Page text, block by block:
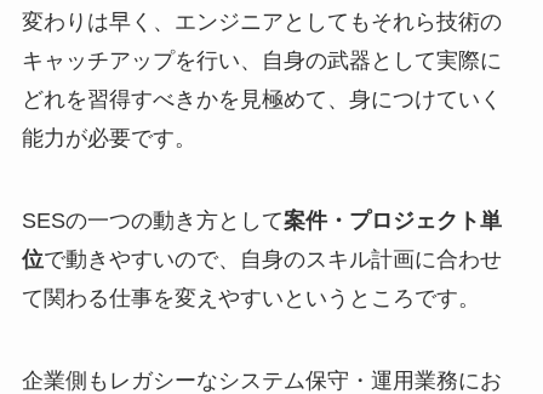
変わりは早く、エンジニアとしてもそれら技術の
キャッチアップを行い、自身の武器として実際に
どれを習得すべきかを見極めて、身につけていく
能力が必要です。
SESの一つの動き方として案件・プロジェクト単
位で動きやすいので、自身のスキル計画に合わせ
て関わる仕事を変えやすいというところです。
企業側もレガシーなシステム保守・運用業務にお